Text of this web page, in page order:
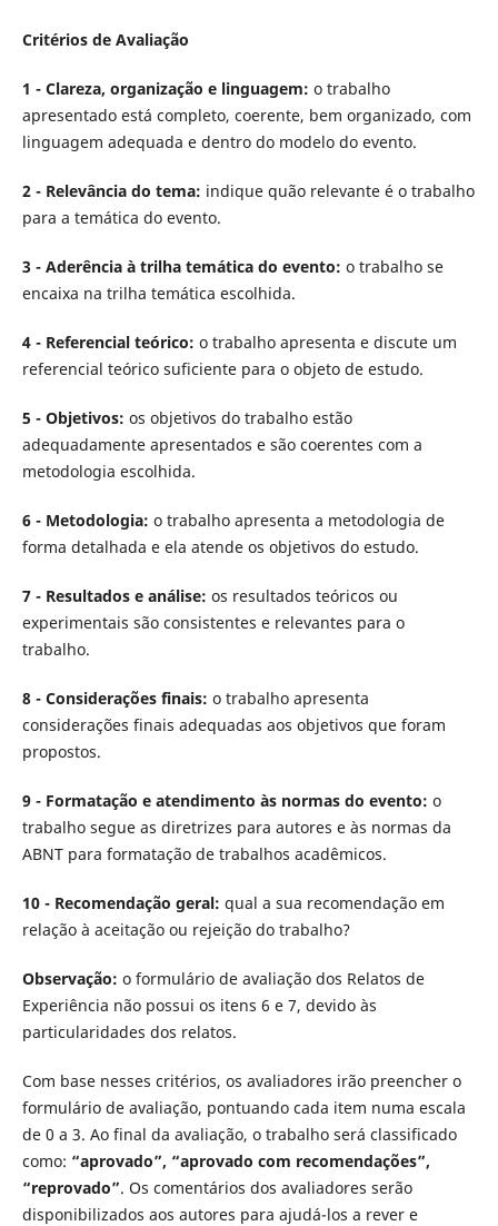
Critérios de Avaliação
1 - Clareza, organização e linguagem: o trabalho
apresentado está completo, coerente, bem organizado, com
linguagem adequada e dentro do modelo do evento.
2 - Relevância do tema: indique quão relevante é o trabalho
para a temática do evento.
3 - Aderência à trilha temática do evento: o trabalho se
encaixa na trilha temática escolhida.
4 - Referencial teórico: o trabalho apresenta e discute um
referencial teórico suficiente para o objeto de estudo.
5 - Objetivos: os objetivos do trabalho estão
adequadamente apresentados e são coerentes com a
metodologia escolhida.
6 - Metodologia: o trabalho apresenta a metodologia de
forma detalhada e ela atende os objetivos do estudo.
7 - Resultados e análise: os resultados teóricos ou
experimentais são consistentes e relevantes para o
trabalho.
8 - Considerações finais: o trabalho apresenta
considerações finais adequadas aos objetivos que foram
propostos.
9 - Formatação e atendimento às normas do evento: o
trabalho segue as diretrizes para autores e às normas da
ABNT para formatação de trabalhos acadêmicos.
10 - Recomendação geral: qual a sua recomendação em
relação à aceitação ou rejeição do trabalho?
Observação: o formulário de avaliação dos Relatos de
Experiência não possui os itens 6 e 7, devido às
particularidades dos relatos.
Com base nesses critérios, os avaliadores irão preencher o
formulário de avaliação, pontuando cada item numa escala
de 0 a 3. Ao final da avaliação, o trabalho será classificado
como: “aprovado”, “aprovado com recomendações”,
“reprovado”. Os comentários dos avaliadores serão
disponibilizados aos autores para ajudá-los a rever e